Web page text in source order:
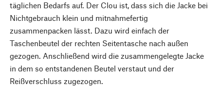
täglichen Bedarfs auf. Der Clou ist, dass sich die Jacke bei
Nichtgebrauch klein und mitnahmefertig
zusammenpacken lässt. Dazu wird einfach der
Taschenbeutel der rechten Seitentasche nach außen
gezogen. Anschließend wird die zusammengelegte Jacke
in dem so entstandenen Beutel verstaut und der
Reißverschluss zugezogen.